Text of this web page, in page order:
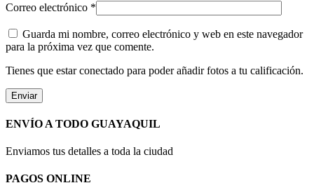
Correo electrónico *
Guarda mi nombre, correo electrónico y web en este navegador
para la próxima vez que comente.
Tienes que estar conectado para poder añadir fotos a tu calificación.
ENVÍO A TODO GUAYAQUIL
Enviamos tus detalles a toda la ciudad
PAGOS ONLINE